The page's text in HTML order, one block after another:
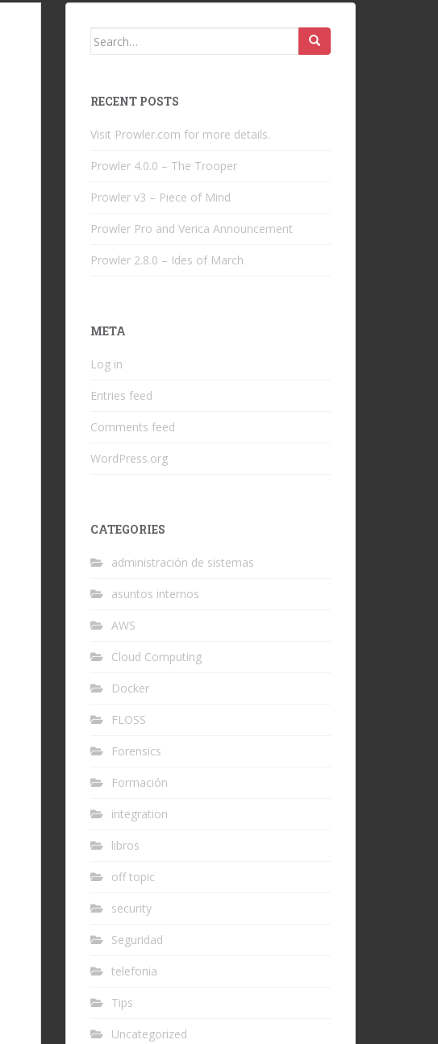
Search
RECENT POSTS
Visit Prowler.com for more details.
Prowler 4.0.0 – The Trooper
Prowler v3 – Piece of Mind
Prowler Pro and Verica Announcement
Prowler 2.8.0 – Ides of March
META
Log in
Entries feed
Comments feed
WordPress.org
CATEGORIES
administración de sistemas
asuntos internos
AWS
Cloud Computing
Docker
FLOSS
Forensics
Formación
integration
libros
off topic
security
Seguridad
telefonia
Tips
Uncategorized